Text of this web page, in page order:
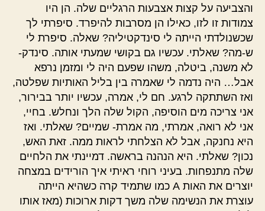
והצביעה על קצות אצבעות הרגליים שלה. הן היו
צמודות זו לזו, כאילו הן מסרבות להיפרד. סיפרתי לך
שכשנולדתי הייתה לי סינדקטיליה? שאלה. סיפרת לי
ש-מה? שאלתי. עכשיו גם בקושי שמעתי אותה. סינדק-
לא משנה, ביטלה, משהו שפעם היה לי ומזמן נרפא
אבל… היה נדמה לי שאמרה בין בליל האותיות שפלטה,
ואז השתתקה לרגע. חם לי, אמרה, עכשיו יותר בבירור,
אני צריכה מים הוסיפה, הקול שלה הלך ונחלש. בחיי,
אני לא רואה, אמרתי, מה אמרת- שמיים? שאלתי. ואז
היא נחנקה, אבל לא הצלחתי לראות ממה. זאת האש,
נכון? שאלתי. היא הנהנה בראשה. דמיינתי את הלחיים
שלה מתנפחות. בעיני רוחי ראיתי איך הורידים במצחה
יוצרים את האות A כמו שתמיד קרה כשהיא הייתה
עוצרת את הנשימה שלה משך דקות ארוכות (מאז אותו